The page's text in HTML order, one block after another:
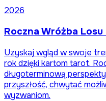
2026
Roczna Wróżba
Uzyskaj wgląd w swoje
rok dzięki kartom tarot.
długoterminową
przyszłość, chwytać
wyzwaniom.